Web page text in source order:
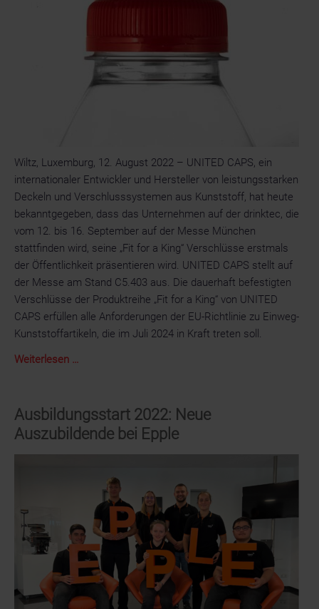
Wiltz, Luxemburg, 12. August 2022 – UNITED CAPS, ein
internationaler Entwickler und Hersteller von leistungsstarken
Deckeln und Verschlusssystemen aus Kunststoff, hat heute
bekanntgegeben, dass das Unternehmen auf der drinktec, die
vom 12. bis 16. September auf der Messe München
stattfinden wird, seine „Fit for a King“ Verschlüsse erstmals
der Öffentlichkeit präsentieren wird. UNITED CAPS stellt auf
der Messe am Stand C5.403 aus. Die dauerhaft befestigten
Verschlüsse der Produktreihe „Fit for a King“ von UNITED
CAPS erfüllen alle Anforderungen der EU-Richtlinie zu Einweg-
Kunststoffartikeln, die im Juli 2024 in Kraft treten soll.
Weiterlesen …
auf
der
lückenlose
Palette
von
„Tethered
Closures“
Ausbildungsstart 2022: Neue
Auszubildende bei Epple